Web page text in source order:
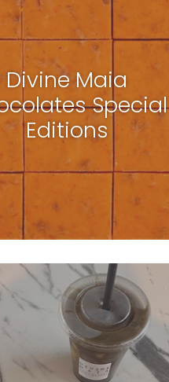
Divine Maia
Special
Editions